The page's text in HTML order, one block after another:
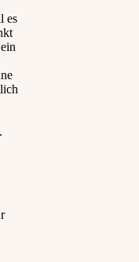
es